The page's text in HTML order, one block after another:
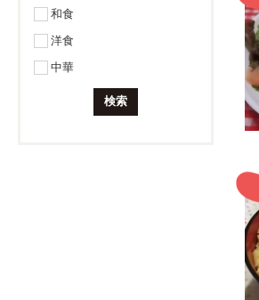
和食
洋食
中華